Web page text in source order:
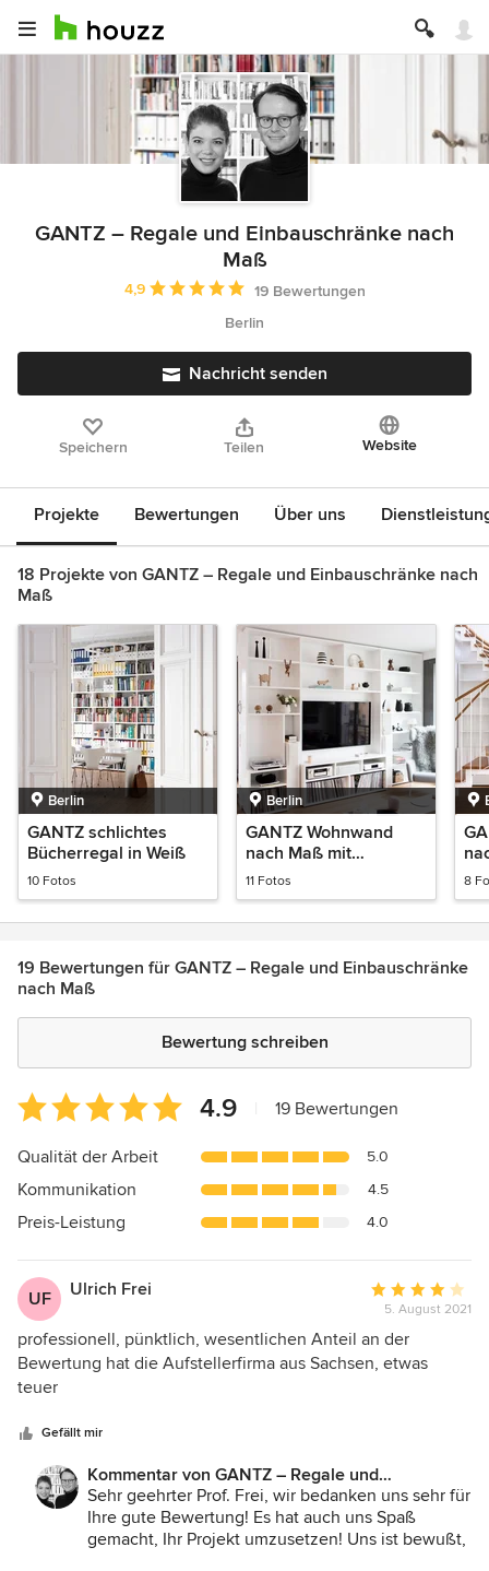
GANTZ – Regale und Einbauschränke nach
Maß
Durchschnittliche Bewertung: 4.9 von 5 Sternen
4,9
19 Bewertungen
Berlin
Nachricht senden
Speichern Teilen Website
Projekte Bewertungen Über uns
18 Projekte von GANTZ – Regale und Einbauschränke nach
Maß
Berlin
GANTZ schlichtes
Bücherregal in Weiß
10 Fotos
Berlin
GANTZ Wohnwand
nach Maß mit
integriertem TV und
HiFi
11 Fotos 8
19 Bewertungen für GANTZ – Regale und Einbauschränke
nach Maß
Bewertung schreiben
Durchschnittliche
Bewertung:
4.9
5
Sternen
4.9 19 Bewertungen
Qualität der Arbeit 5.0
Kommunikation 4.5
Preis-Leistung 4.0
UF Ulrich Frei
Bewertung:
4
von
5. August 2021
professionell, pünktlich, wesentlichen Anteil an der
Bewertung hat die Aufstellerfirma aus Sachsen, etwas
teuer
Gefällt mir
Kommentar von GANTZ – Regale und
Einbauschränke nach Maß:
Sehr geehrter Prof. Frei, wir bedanken uns sehr für
Ihre gute Bewertung! Es hat auch uns Spaß
gemacht, Ihr Projekt umzusetzen! Uns ist bewußt,